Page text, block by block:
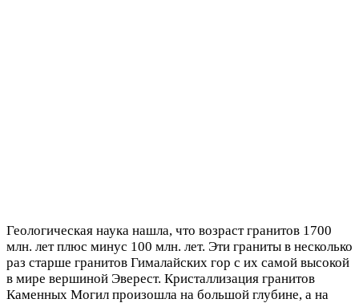
Геологическая наука нашла, что возраст гранитов 1700
млн. лет плюс минус 100 млн. лет. Эти граниты в несколько
раз старше гранитов Гималайских гор с их самой высокой
в мире вершиной Эверест. Кристаллизация гранитов
Каменных Могил произошла на большой глубине, а на